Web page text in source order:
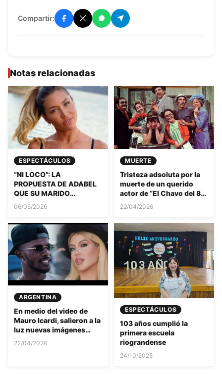
Compartir:
Notas relacionadas
ESPECTÁCULOS
“NI LOCO”: LA
PROPUESTA DE ADABEL
QUE SU MARIDO
RECHAZÓ Y QUE HOY
GENERA POLÉMICA
06/05/2026
MUERTE
Tristeza adsoluta por la
muerte de un querido
actor de “El Chavo del 8”:
el motivo del
fallecimiento es
desgarrador
22/04/2026
ARGENTINA
En medio del video de
Mauro Icardi, salieron a la
luz nuevas imágenes
privadas de Wanda Nara
junto a Keita Baldé en un
22/04/2026
ESPECTÁCULOS
103 años cumplió la
primera escuela
riograndense
24/10/2025